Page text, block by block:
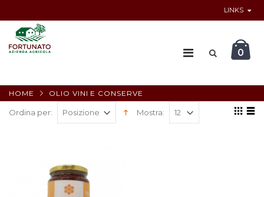
LINKS
0
HOME OLIO VINI E CONSERVE
Ordina per: Mostra: